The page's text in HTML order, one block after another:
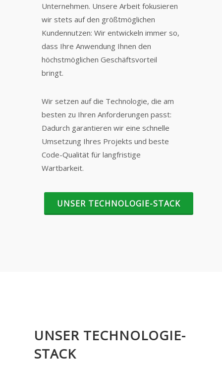
Unternehmen. Unsere Arbeit fokusieren
wir stets auf den größtmöglichen
Kundennutzen: Wir entwickeln immer so,
dass Ihre Anwendung Ihnen den
höchstmöglichen Geschäftsvorteil
bringt.
Wir setzen auf die Technologie, die am
besten zu Ihren Anforderungen passt:
Dadurch garantieren wir eine schnelle
Umsetzung Ihres Projekts und beste
Code-Qualität für langfristige
Wartbarkeit.
UNSER TECHNOLOGIE-STACK
UNSER TECHNOLOGIE-
STACK